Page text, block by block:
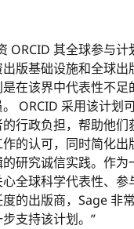
ORCID 其全球参与计
版基础设施和全球出
是在该界中代表性不足
。 ORCID 采用该计划
的行政负担，帮助他们
的认可，同时简化出
的研究诚信实践。作为
心全球科学代表性、参
的出版商，Sage 非
支持该计划。”